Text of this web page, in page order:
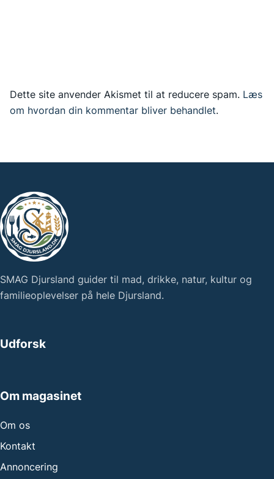
Dette site anvender Akismet til at reducere spam. Læs
om hvordan din kommentar bliver behandlet.
SMAG Djursland guider til mad, drikke, natur, kultur og
familieoplevelser på hele Djursland.
Udforsk
Om magasinet
Om os
Kontakt
Annoncering